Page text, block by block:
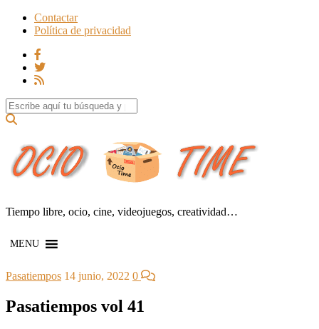
Contactar
Política de privacidad
Search for:
Tiempo libre, ocio, cine, videojuegos, creatividad…
MENU
Pasatiempos 14 junio, 2022 0
Pasatiempos vol 41